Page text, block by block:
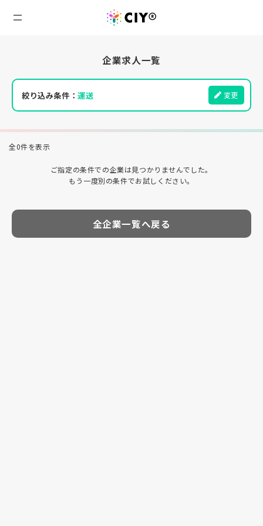
企業求人一覧
絞り込み条件：運送 変更
全0件を表示
ご指定の条件での企業は見つかりませんでした。
もう一度別の条件でお試しください。
全企業一覧へ戻る